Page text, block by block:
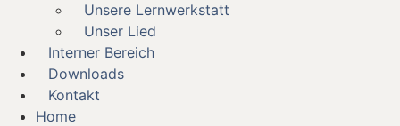
Unsere Lernwerkstatt
Unser Lied
Interner Bereich
Downloads
Kontakt
Home